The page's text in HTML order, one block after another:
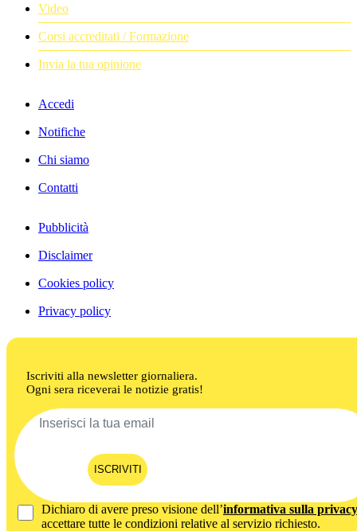
Video
Corsi accreditati / Formazione
Invia la tua opinione
Accedi
Notifiche
Chi siamo
Contatti
Pubblicità
Disclaimer
Cookies policy
Privacy policy
Iscriviti alla newsletter giornaliera.
Ogni sera riceverai le notizie gratis!
ISCRIVITI
Dichiaro di avere preso visione dell’informativa sulla privacy
accettare tutte le condizioni relative al servizio richiesto.